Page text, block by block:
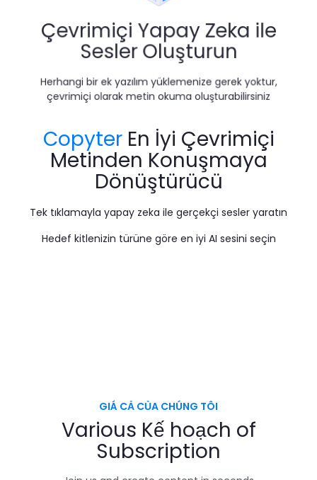
Çevrimiçi Yapay Zeka ile
Sesler Oluşturun
Herhangi bir ek yazılım yüklemenize gerek yoktur,
çevrimiçi olarak metin okuma oluşturabilirsiniz
CopyterEn İyi Çevrimiçi
Metinden Konuşmaya
Dönüştürücü
Tek tıklamayla yapay zeka ile gerçekçi sesler yaratın
Hedef kitlenizin türüne göre en iyi AI sesini seçin
GIÁ CẢ CỦA CHÚNG TÔI
Various Kế hoạch of
Subscription